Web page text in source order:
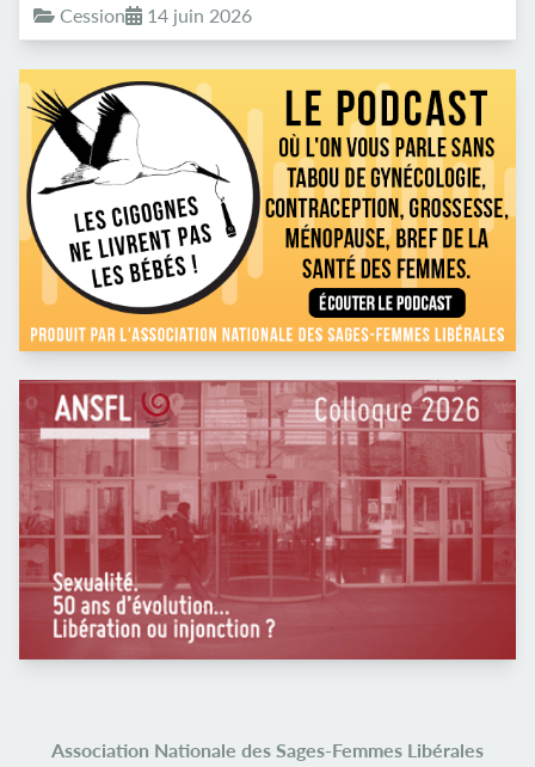
Cession
14 juin 2026
Association Nationale des Sages-Femmes Libérales